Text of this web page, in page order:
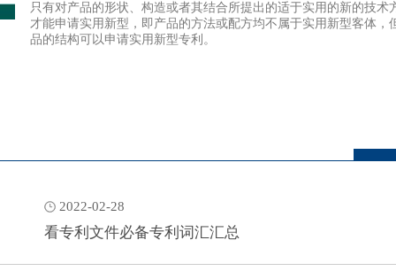
只有对产品的形状、构造或者其结合所提出的适于实用的新的技术
才能申请实用新型，即产品的方法或配方均不属于实用新型客体，
品的结构可以申请实用新型专利。
2022-02-28
看专利文件必备专利词汇汇总